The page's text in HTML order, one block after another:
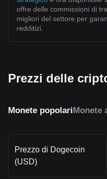
offre delle commissioni di
migliori del settore per
redditizi.
Prezzi delle
Monete popolariMonete
Prezzo di Dogecoin
(USD)